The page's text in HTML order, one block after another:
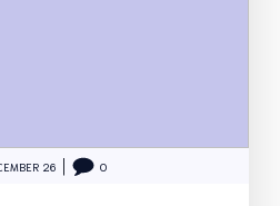
26 0